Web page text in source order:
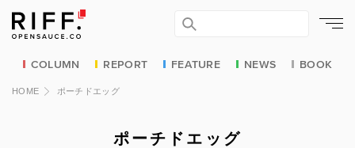
COLUMN REPORT FEATURE NEWS BOOK
HOME ポーチドエッグ
ポーチドエッグ